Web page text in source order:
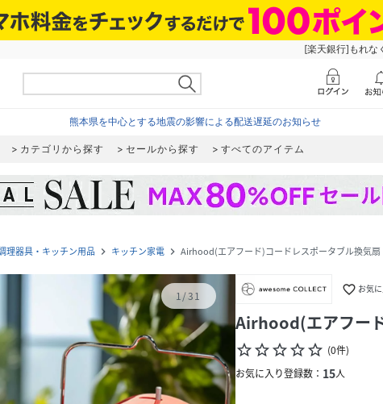
[楽天銀行]もれな
熊本県を中心とする地震の影響による配送遅延のお知らせ
カテゴリから探す セールから探す すべてのアイテム
理器具・キッチン用品 navigate_next キッチン家電 navigate_next Airhood(エアフード)コードレスポータブル換気扇
1/31 favorite_border お気
Airhood(エアフー
star_borderstar_borderstar_borderstar_borderstar_border (0件)
お気に入り登録数： 15人